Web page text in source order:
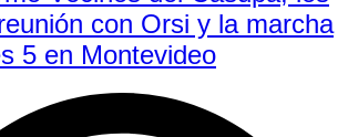
con Orsi y la marcha
5 en Montevideo